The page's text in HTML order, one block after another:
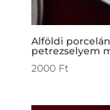
Alföldi
petrezselyem
2000 Ft